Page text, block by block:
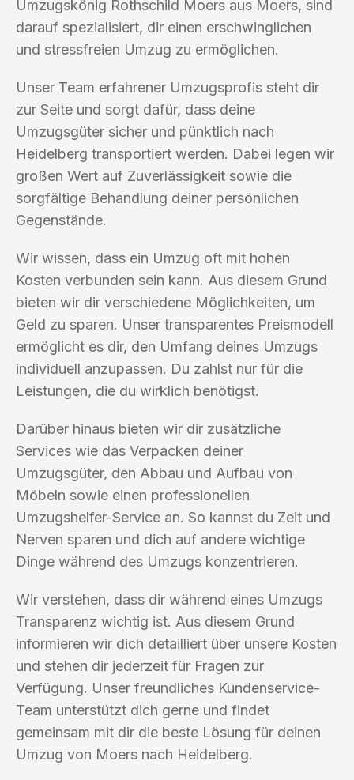
Umzugskönig Rothschild Moers aus Moers, sind
darauf spezialisiert, dir einen erschwinglichen
und stressfreien Umzug zu ermöglichen.
Unser Team erfahrener Umzugsprofis steht dir
zur Seite und sorgt dafür, dass deine
Umzugsgüter sicher und pünktlich nach
Heidelberg transportiert werden. Dabei legen wir
großen Wert auf Zuverlässigkeit sowie die
sorgfältige Behandlung deiner persönlichen
Gegenstände.
Wir wissen, dass ein Umzug oft mit hohen
Kosten verbunden sein kann. Aus diesem Grund
bieten wir dir verschiedene Möglichkeiten, um
Geld zu sparen. Unser transparentes Preismodell
ermöglicht es dir, den Umfang deines Umzugs
individuell anzupassen. Du zahlst nur für die
Leistungen, die du wirklich benötigst.
Darüber hinaus bieten wir dir zusätzliche
Services wie das Verpacken deiner
Umzugsgüter, den Abbau und Aufbau von
Möbeln sowie einen professionellen
Umzugshelfer-Service an. So kannst du Zeit und
Nerven sparen und dich auf andere wichtige
Dinge während des Umzugs konzentrieren.
Wir verstehen, dass dir während eines Umzugs
Transparenz wichtig ist. Aus diesem Grund
informieren wir dich detailliert über unsere Kosten
und stehen dir jederzeit für Fragen zur
Verfügung. Unser freundliches Kundenservice-
Team unterstützt dich gerne und findet
gemeinsam mit dir die beste Lösung für deinen
Umzug von Moers nach Heidelberg.